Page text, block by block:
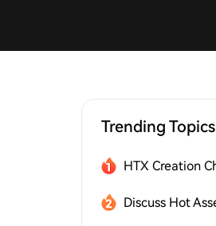
Trending Topics